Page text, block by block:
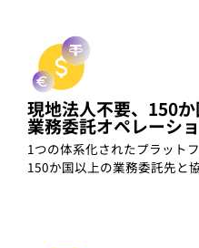
現地法人不要、150
業務委託オペレーシ
1つの体系化されたプラット
150か国以上の業務委託先と